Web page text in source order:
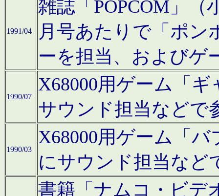
1991/04
雑誌「POPCOM」（
月号あたりで「ポン
ーを担当、およびゲ
1990/07
X68000用ゲーム「
サウンド担当などで
1990/03
X68000用ゲーム「
にサウンド担当など
書籍「ナムコ・ビデ